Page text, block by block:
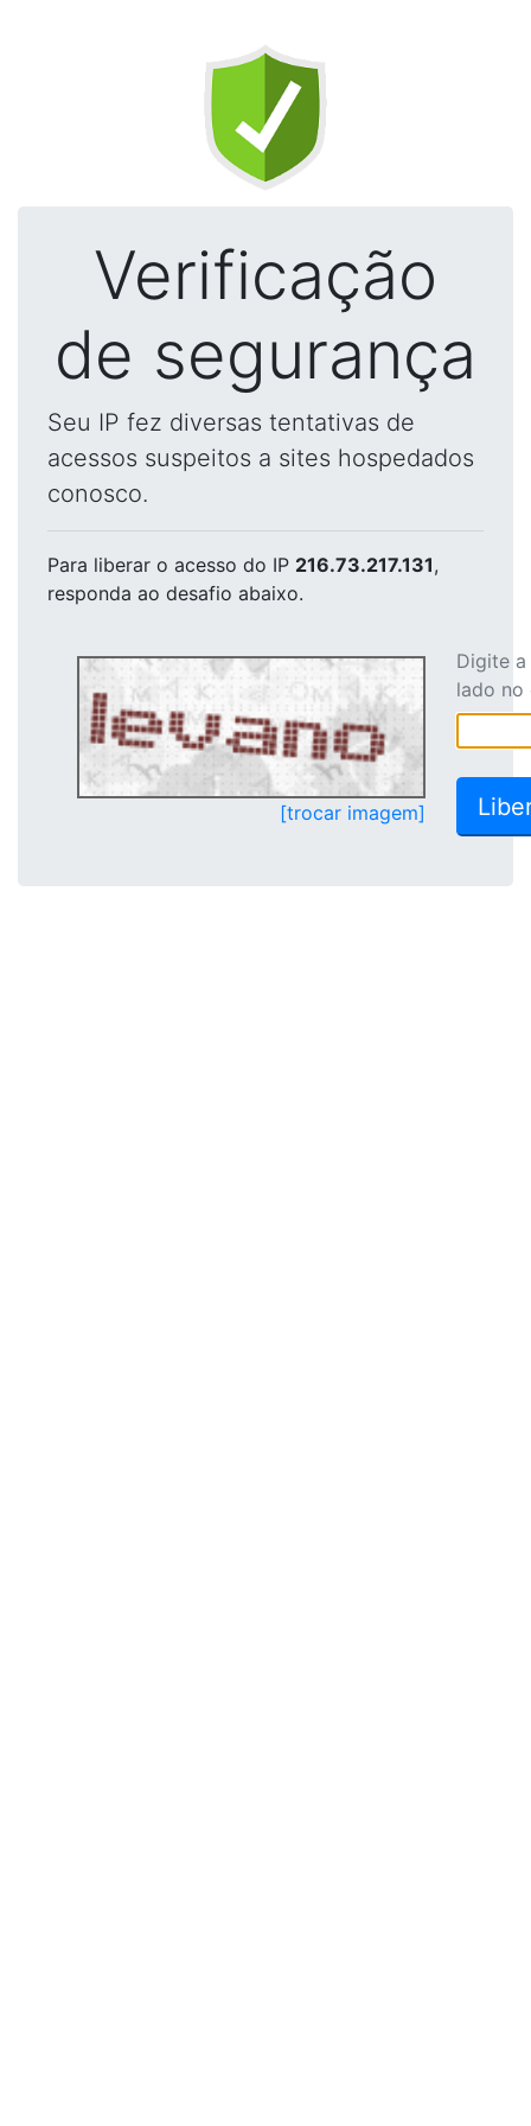
Verificação
de segurança
Seu IP fez diversas tentativas de
acessos suspeitos a sites hospedados
conosco.
Para liberar o acesso do IP 216.73.217.131,
responda ao desafio abaixo.
[trocar imagem]
Digite
lado no